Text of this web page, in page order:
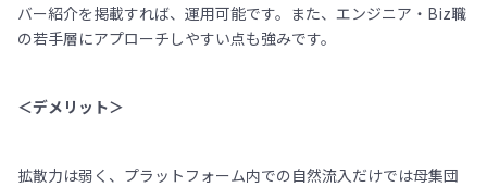
バー紹介を掲載すれば、運用可能です。また、エンジニア・Biz職
の若手層にアプローチしやすい点も強みです。
＜デメリット＞
拡散力は弱く、プラットフォーム内での自然流入だけでは母集団